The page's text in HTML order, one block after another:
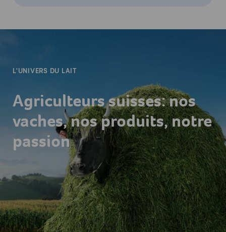
L'UNIVERS DU LAIT
Agriculteurs suisses: nos
vaches, nos produits, notre
passion